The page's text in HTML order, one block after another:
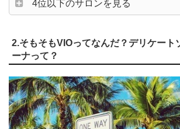
4位以下のサロンを見る
2.そもそもVIOってなんだ？デリケート
ーナって？